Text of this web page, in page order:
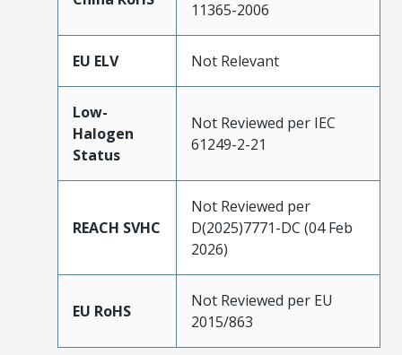
11365-2006
EU ELV Not Relevant
Low-
Halogen
Status
Not Reviewed per IEC
61249-2-21
REACH SVHC
Not Reviewed per
D(2025)7771-DC (04 Feb
2026)
EU RoHS
Not Reviewed per EU
2015/863